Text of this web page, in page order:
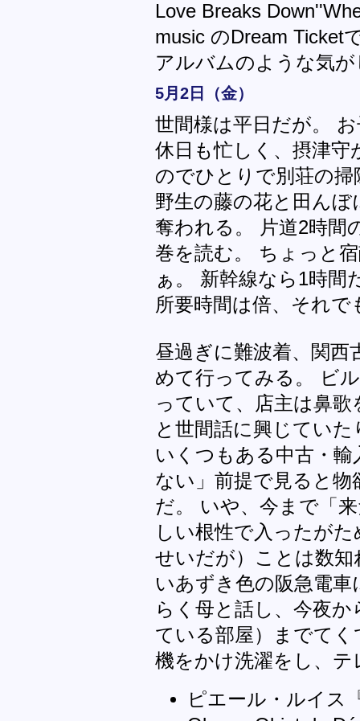
Love Breaks
music のDream Ticket
アルバムのような気
5月2日（金）
世間様は平日だが。
休日も忙しく、摂津
のでひとりで別荘の
野生の藤の花と田ん
奪われる。 片道2時間
巻を読む。 ちょっと
ぁ。 新幹線なら1時間
所要時間は倍、それ
昼過ぎに難波着、関
めて行ってみる。 ビ
っていて、店主は鼻
と世間話に興じてい
いくつもある中古・
ない」前提で見ると
だ。 いや、今まで「
しい根性で入ったが
せいだが）ことは数
いあずき色の阪急電
らく母と話し、今夜
ている部屋）までて
機をかけ洗濯をし、
ピエール・ルイス